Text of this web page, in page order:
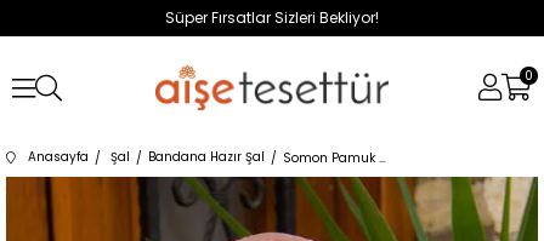
Süper Fırsatlar Sizleri Bekliyor!
0
Anasayfa Şal Bandana Hazır Şal Somon Pamuk Biritli Şal